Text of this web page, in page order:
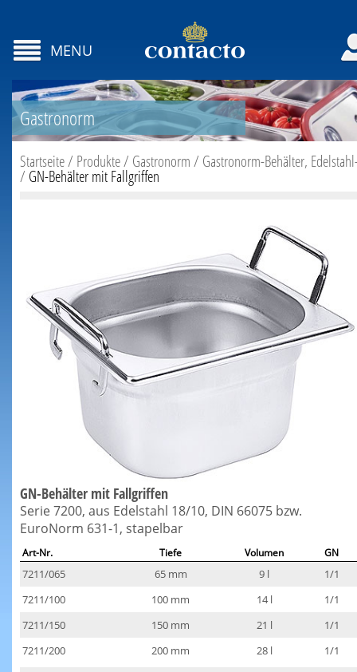
MENU
Gastronorm
Startseite/ Produkte/ Gastronorm/ Gastronorm-Behälter,
/ GN-Behälter mit Fallgriffen
GN-Behälter mit Fallgriffen
Serie 7200, aus Edelstahl 18/10, DIN 66075 bzw.
EuroNorm 631-1, stapelbar
Art-Nr. Tiefe Volumen GN
7211/065 65 mm 9 l
1/1
7211/100
100 mm 14 l
1/1
7211/150
150 mm 21 l
1/1
7211/200
200 mm 28 l 1/1